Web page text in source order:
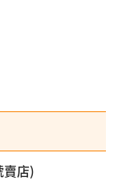
店)